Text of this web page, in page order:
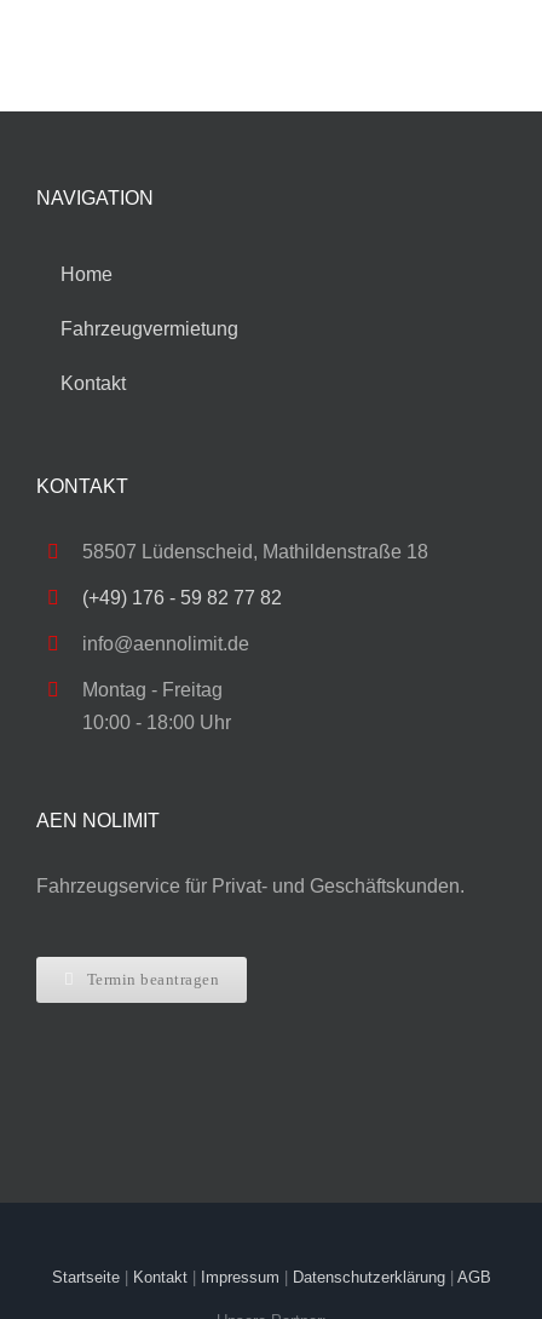
NAVIGATION
Home
Fahrzeugvermietung
Kontakt
KONTAKT
58507 Lüdenscheid, Mathildenstraße 18
(+49) 176 - 59 82 77 82
info@aennolimit.de
Montag - Freitag
10:00 - 18:00 Uhr
AEN NOLIMIT
Fahrzeug­service für Privat- und Geschäfts­kunden.
Termin beantragen
Startseite | Kontakt | Impressum | Datenschutzerklärung| AGB